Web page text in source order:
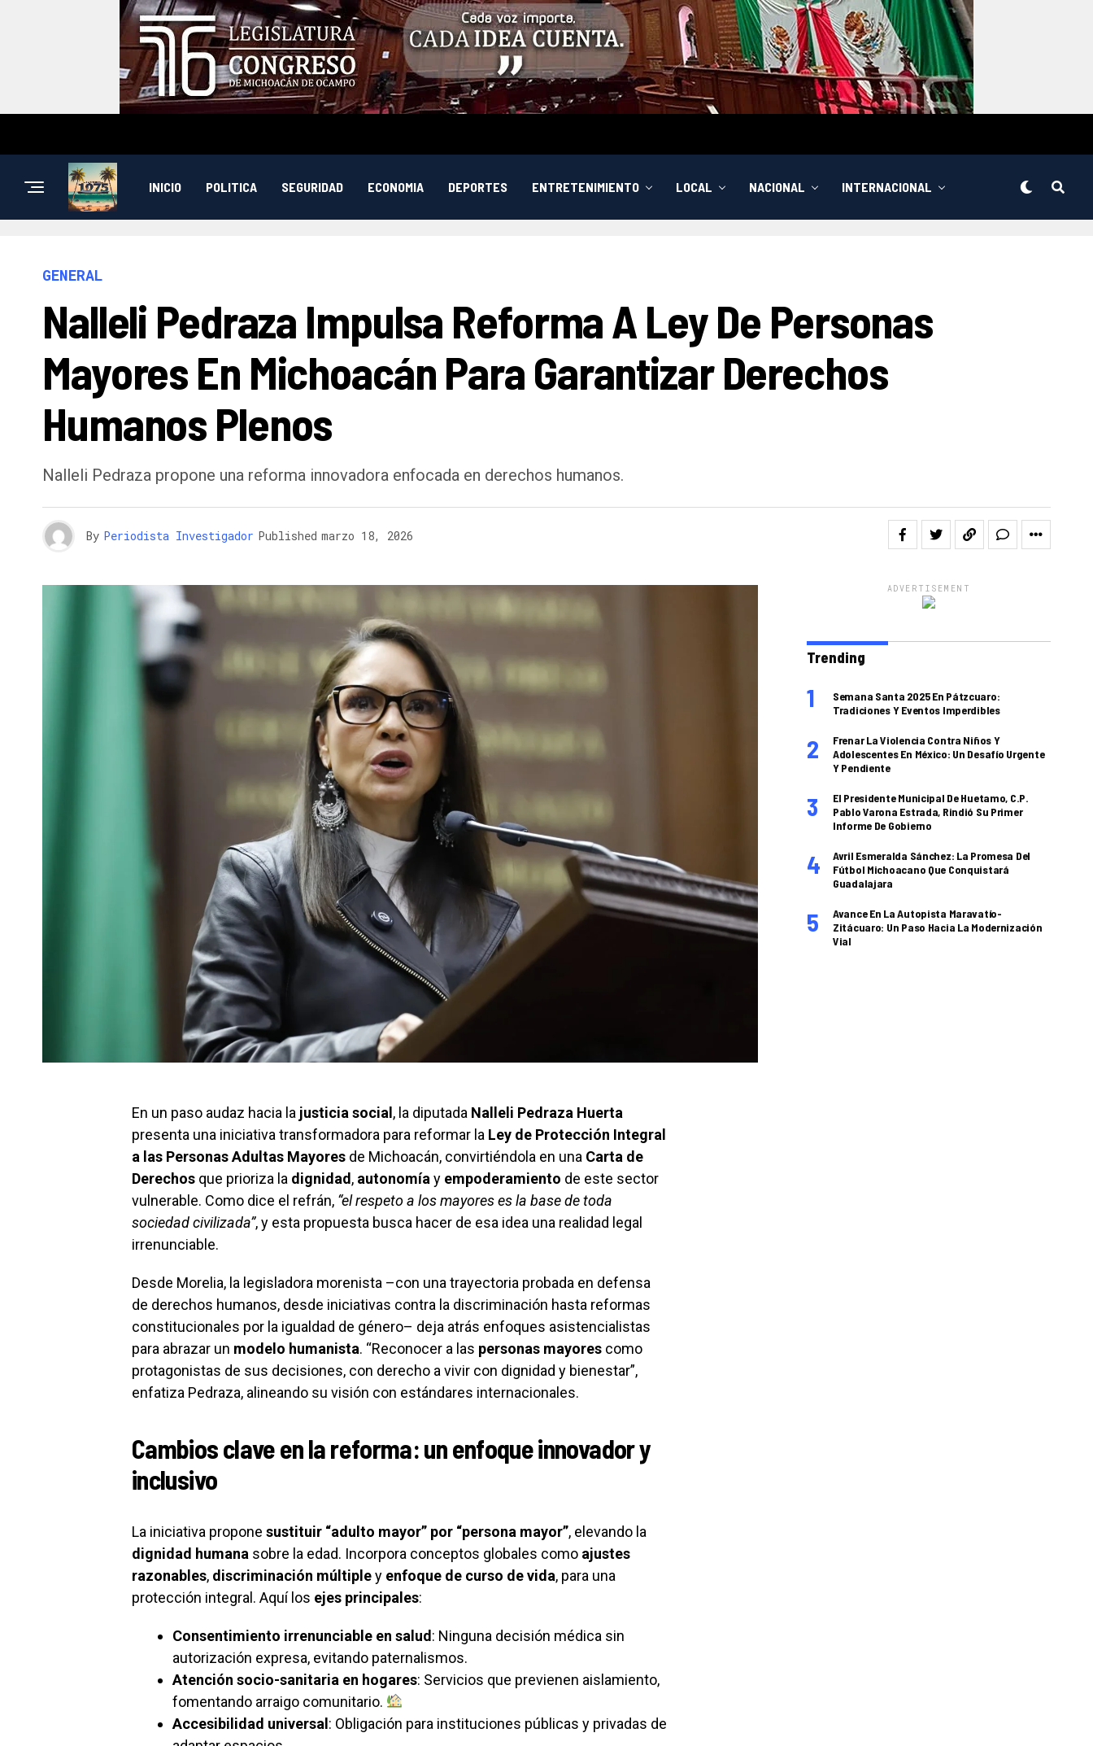
INICIO POLITICA SEGURIDAD ECONOMIA DEPORTES ENTRETENIMIENTO LOCAL NACIONAL INTERNACIONAL
GENERAL
Nalleli Pedraza Impulsa Reforma A Ley De Personas
Mayores En Michoacán Para Garantizar Derechos
Humanos Plenos
Nalleli Pedraza propone una reforma innovadora enfocada en derechos humanos.
By Periodista Investigador Published marzo 18, 2026
En un paso audaz hacia la justicia social, la diputada Nalleli Pedraza Huerta
presenta una iniciativa transformadora para reformar la Ley de Protección Integral
a las Personas Adultas Mayores de Michoacán, convirtiéndola en una Carta de
Derechos que prioriza la dignidad, autonomía y empoderamiento de este sector
vulnerable. Como dice el refrán, “el respeto a los mayores es la base de toda
sociedad civilizada”, y esta propuesta busca hacer de esa idea una realidad legal
irrenunciable.
Desde Morelia, la legisladora morenista –con una trayectoria probada en defensa
de derechos humanos, desde iniciativas contra la discriminación hasta reformas
constitucionales por la igualdad de género– deja atrás enfoques asistencialistas
para abrazar un modelo humanista. “Reconocer a las personas mayores como
protagonistas de sus decisiones, con derecho a vivir con dignidad y bienestar”,
enfatiza Pedraza, alineando su visión con estándares internacionales.
Cambios clave en la reforma: un enfoque innovador y
inclusivo
La iniciativa propone sustituir “adulto mayor” por “persona mayor”, elevando la
dignidad humana sobre la edad. Incorpora conceptos globales como ajustes
razonables, discriminación múltipley enfoque de curso de vida, para una
protección integral. Aquí los ejes principales:
Consentimiento irrenunciable en salud: Ninguna decisión médica sin
autorización expresa, evitando paternalismos.
Atención socio-sanitaria en hogares: Servicios que previenen aislamiento,
fomentando arraigo comunitario.
Accesibilidad universal: Obligación para instituciones públicas y privadas de
ADVERTISEMENT
Trending
Semana Santa 2025 En Pátzcuaro:
Tradiciones Y Eventos Imperdibles
Frenar La Violencia Contra Niños Y
Adolescentes En México: Un Desafío Urgente
Y Pendiente
El Presidente Municipal De Huetamo, C.P.
Pablo Varona Estrada, Rindió Su Primer
Informe De Gobierno
Avril Esmeralda Sánchez: La Promesa Del
Fútbol Michoacano Que Conquistará
Guadalajara
Avance En La Autopista Maravatío-
Zitácuaro: Un Paso Hacia La Modernización
Vial